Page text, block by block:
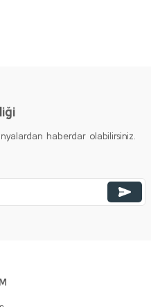
haberdar olabilirsiniz.